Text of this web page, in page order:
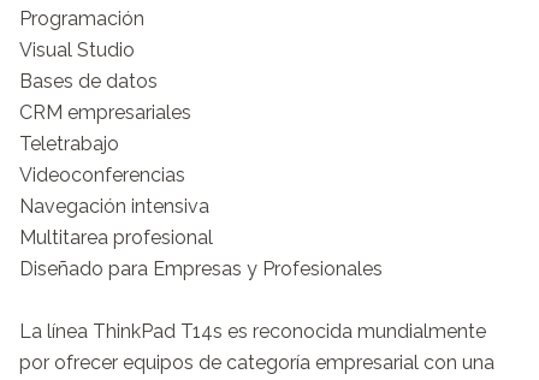
Programación
Visual Studio
Bases de datos
CRM empresariales
Teletrabajo
Videoconferencias
Navegación intensiva
Multitarea profesional
Diseñado para Empresas y Profesionales
La línea ThinkPad T14s es reconocida mundialmente
por ofrecer equipos de categoría empresarial con una